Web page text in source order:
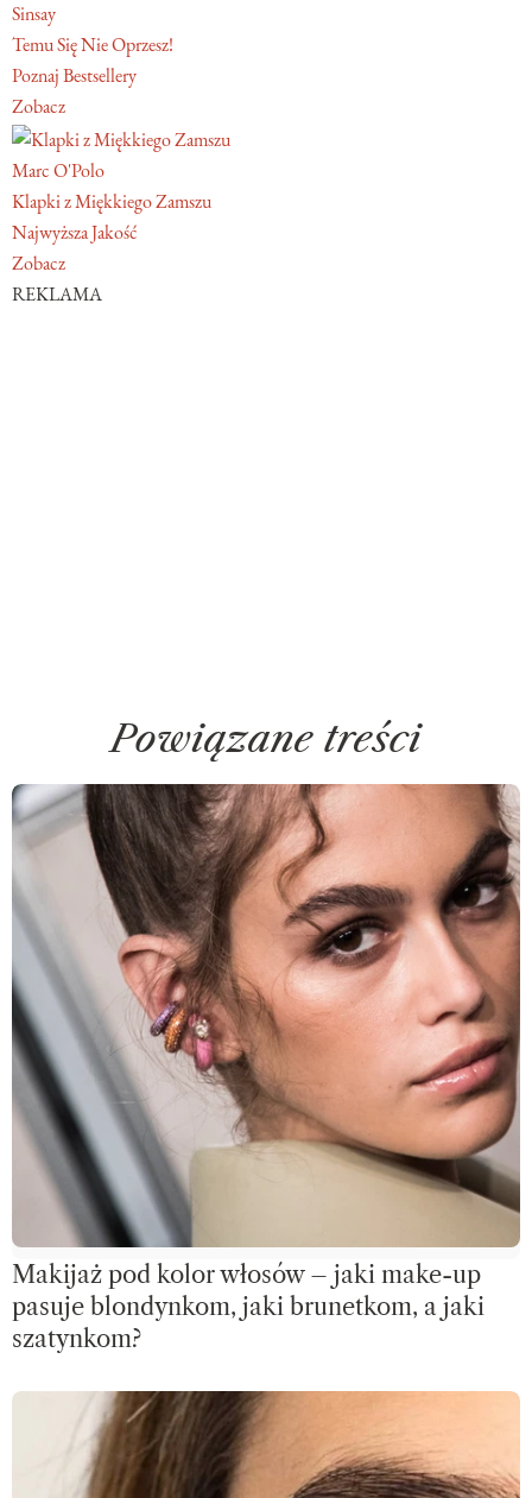
Sinsay
Temu Się Nie Oprzesz!
Poznaj Bestsellery
Zobacz
Marc O'Polo
Klapki z Miękkiego Zamszu
Najwyższa Jakość
Zobacz
REKLAMA
Powiązane treści
Makijaż pod kolor włosów – jaki make-up
pasuje blondynkom, jaki brunetkom, a jaki
szatynkom?